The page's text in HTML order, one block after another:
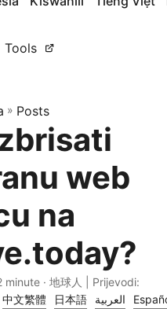
Tools
» Posts
web
na
minute · 地球人 | Prijevodi:
中文繁體 日本語 العربية